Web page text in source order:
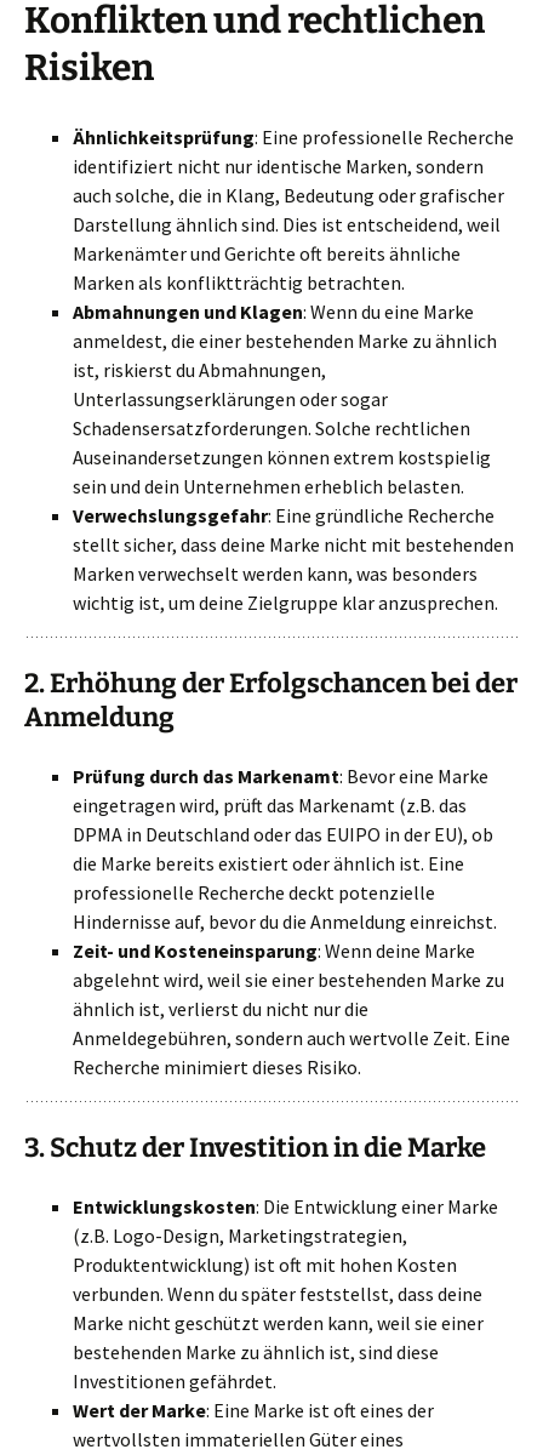
Konflikten und rechtlichen
Risiken
Ähnlichkeitsprüfung: Eine professionelle Recherche
identifiziert nicht nur identische Marken, sondern
auch solche, die in Klang, Bedeutung oder grafischer
Darstellung ähnlich sind. Dies ist entscheidend, weil
Markenämter und Gerichte oft bereits ähnliche
Marken als konfliktträchtig betrachten.
Abmahnungen und Klagen: Wenn du eine Marke
anmeldest, die einer bestehenden Marke zu ähnlich
ist, riskierst du Abmahnungen,
Unterlassungserklärungen oder sogar
Schadensersatzforderungen. Solche rechtlichen
Auseinandersetzungen können extrem kostspielig
sein und dein Unternehmen erheblich belasten.
Verwechslungsgefahr: Eine gründliche Recherche
stellt sicher, dass deine Marke nicht mit bestehenden
Marken verwechselt werden kann, was besonders
wichtig ist, um deine Zielgruppe klar anzusprechen.
2.Erhöhung der Erfolgschancen bei der
Anmeldung
Prüfung durch das Markenamt: Bevor eine Marke
eingetragen wird, prüft das Markenamt (z.B. das
DPMA in Deutschland oder das EUIPO in der EU), ob
die Marke bereits existiert oder ähnlich ist. Eine
professionelle Recherche deckt potenzielle
Hindernisse auf, bevor du die Anmeldung einreichst.
Zeit- und Kosteneinsparung: Wenn deine Marke
abgelehnt wird, weil sie einer bestehenden Marke zu
ähnlich ist, verlierst du nicht nur die
Anmeldegebühren, sondern auch wertvolle Zeit. Eine
Recherche minimiert dieses Risiko.
3.Schutz der Investition in die Marke
Entwicklungskosten: Die Entwicklung einer Marke
(z.B. Logo-Design, Marketingstrategien,
Produktentwicklung) ist oft mit hohen Kosten
verbunden. Wenn du später feststellst, dass deine
Marke nicht geschützt werden kann, weil sie einer
bestehenden Marke zu ähnlich ist, sind diese
Investitionen gefährdet.
Wert der Marke: Eine Marke ist oft eines der
wertvollsten immateriellen Güter eines